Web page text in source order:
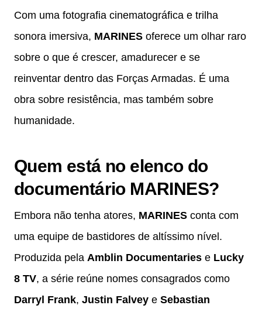
Com uma fotografia cinematográfica e trilha
sonora imersiva, MARINES oferece um olhar raro
sobre o que é crescer, amadurecer e se
reinventar dentro das Forças Armadas. É uma
obra sobre resistência, mas também sobre
humanidade.
Quem está no elenco do
documentário MARINES?
Embora não tenha atores, MARINES conta com
uma equipe de bastidores de altíssimo nível.
Produzida pela Amblin Documentaries e Lucky
8 TV, a série reúne nomes consagrados como
Darryl Frank, Justin Falvey e Sebastian